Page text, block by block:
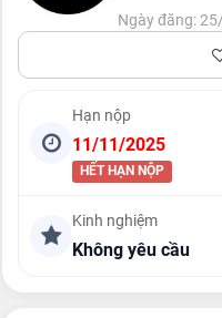
Ngày đăng:
Hạn nộp
11/11/2025
HẾT HẠN NỘP
Kinh nghiệm
Không yêu cầu